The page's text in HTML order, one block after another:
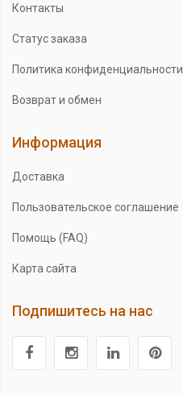
Контакты
Статус заказа
Политика конфиденциальности
Возврат и обмен
Информация
Доставка
Пользовательское соглашение
Помощь (FAQ)
Карта сайта
Подпишитесь на нас